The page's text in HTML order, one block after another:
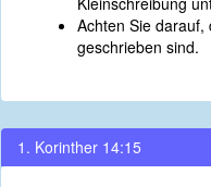
Achten Sie darauf,
geschrieben sind.
1. Korinther 14:15